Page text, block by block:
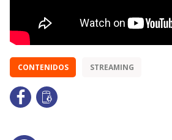
CONTENIDOS STREAMING